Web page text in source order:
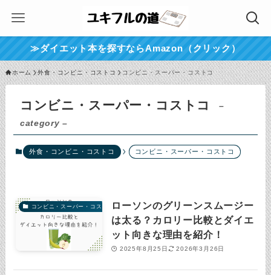
≫ダイエット本を探すならAmazon（クリック）
ホーム 外食・コンビニ・コストコ コンビニ・スーパー・コストコ
コンビニ・スーパー・コストコ
–
category –
外食・コンビニ・コストコ コンビニ・スーパー・コストコ
コンビニ・スーパー・コストコ ローソンのグリーンスムージー
は太る？カロリー比較とダイエ
ット向きな理由を紹介！
2025年8月25日 2026年3月26日